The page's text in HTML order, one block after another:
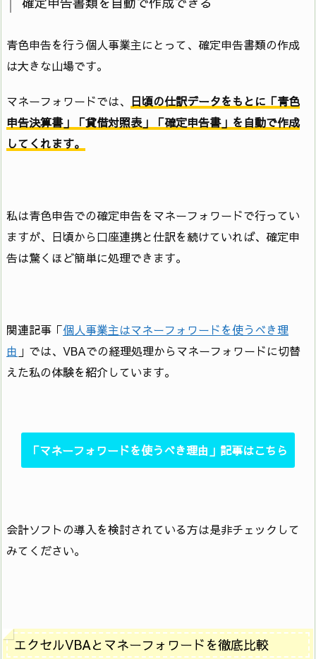
青色申告を行う個人事業主にとって、確定申告書類の作成
は大きな山場です。
マネーフォワードでは、 日頃の仕訳データをもとに「青色
申告決算書」「貸借対照表」「確定申告書」を自動で作成
してくれます。
私は青色申告での確定申告をマネーフォワードで行ってい
ますが、日頃から口座連携と仕訳を続けていれば、確定申
告は驚くほど簡単に処理できます。
関連記事「個人事業主はマネーフォワードを使うべき理
由 」では、VBAでの経理処理からマネーフォワードに切替
えた私の体験を紹介しています。
「マネーフォワードを使うべき理由」記事はこちら
会計ソフトの導入を検討されている方は是非チェックして
みてください。
エクセルVBAとマネーフォワードを徹底比較